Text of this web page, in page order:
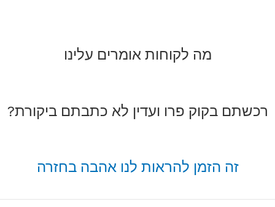
מה לקוחות אומרים עלינו
רכשתם בקוק פרו ועדין לא כתבתם ביקורת?
זה הזמן להראות לנו אהבה בחזרה